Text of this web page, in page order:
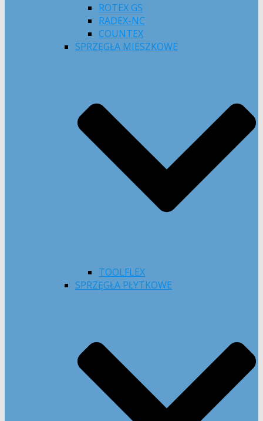
ROTEX GS
RADEX-NC
COUNTEX
SPRZĘGŁA MIESZKOWE
TOOLFLEX
SPRZĘGŁA PŁYTKOWE